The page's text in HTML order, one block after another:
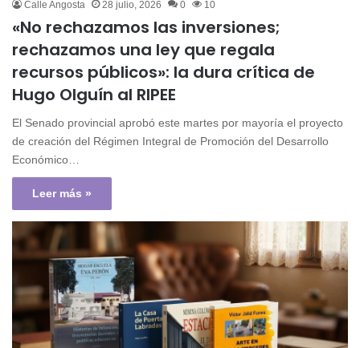
Calle Angosta 28 julio, 2026 0 10
«No rechazamos las inversiones;
rechazamos una ley que regala
recursos públicos»: la dura crítica de
Hugo Olguín al RIPEE
El Senado provincial aprobó este martes por mayoría el proyecto
de creación del Régimen Integral de Promoción del Desarrollo
Económico…
Leer más »